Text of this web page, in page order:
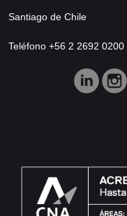
Santiago de Chile
Teléfono +56 2 2692 0200